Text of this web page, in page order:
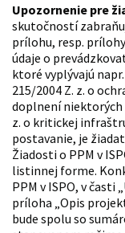
Upozornenie pre
skutočností
prílohu, resp.
údaje o
ktoré vyplývajú
215/2004 Z. z. o
doplnení niektorých
z. o kritickej
postavanie, je
Žiadosti o PPM v
listinnej forme.
PPM v ISPO, v časti
príloha „Opis
bude spolu so